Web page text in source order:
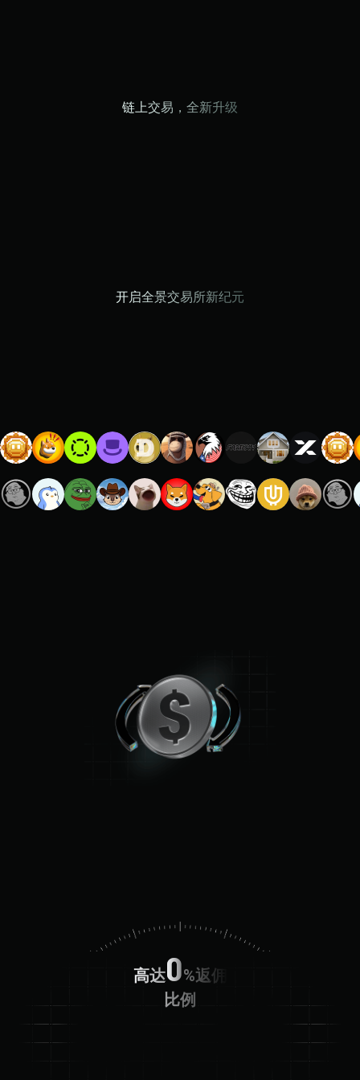
链上交易，全新升级
开启全景交易所新纪元
高达0%返佣
比例